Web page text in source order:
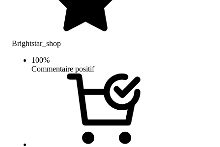
Brightstar_shop
100%
Commentaire positif